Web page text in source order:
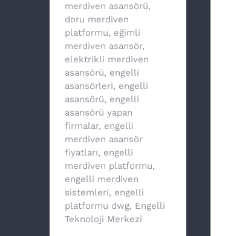
merdiven asansörü,
doru merdiven
platformu, eğimli
merdiven asansör,
elektrikli merdiven
asansörü, engelli
asansörleri, engelli
asansörü, engelli
asansörü yapan
firmalar, engelli
merdiven asansör
fiyatları, engelli
merdiven platformu,
engelli merdiven
sistemleri, engelli
platformu dwg, Engelli
Teknoloji Merkezi